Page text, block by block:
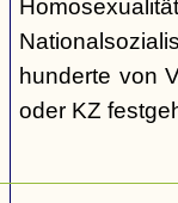
hunderte von
oder KZ